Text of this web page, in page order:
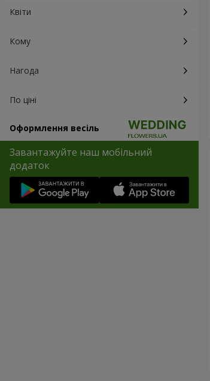
Квіти
Кому
Нагода
По ціні
Оформлення весіль
Завантажуйте наш мобільний
додаток